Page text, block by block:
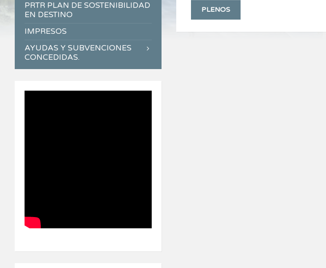
PLENOS
PRTR PLAN DE SOSTENIBILIDAD
EN DESTINO
IMPRESOS
AYUDAS Y SUBVENCIONES
CONCEDIDAS.